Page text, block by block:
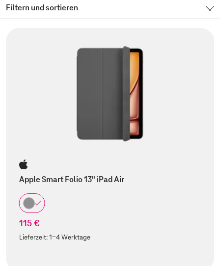
Filtern und sortieren
Apple Smart Folio 13" iPad Air
115 €
Lieferzeit:1-4 Werktage